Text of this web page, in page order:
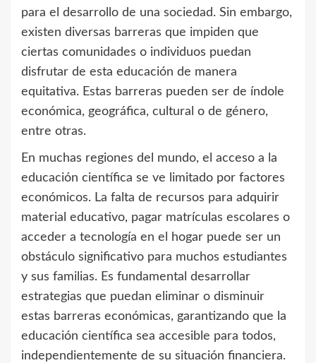
para el desarrollo de una sociedad. Sin embargo,
existen diversas barreras que impiden que
ciertas comunidades o individuos puedan
disfrutar de esta educación de manera
equitativa. Estas barreras pueden ser de índole
económica, geográfica, cultural o de género,
entre otras.
En muchas regiones del mundo, el acceso a la
educación científica se ve limitado por factores
económicos. La falta de recursos para adquirir
material educativo, pagar matrículas escolares o
acceder a tecnología en el hogar puede ser un
obstáculo significativo para muchos estudiantes
y sus familias. Es fundamental desarrollar
estrategias que puedan eliminar o disminuir
estas barreras económicas, garantizando que la
educación científica sea accesible para todos,
independientemente de su situación financiera.